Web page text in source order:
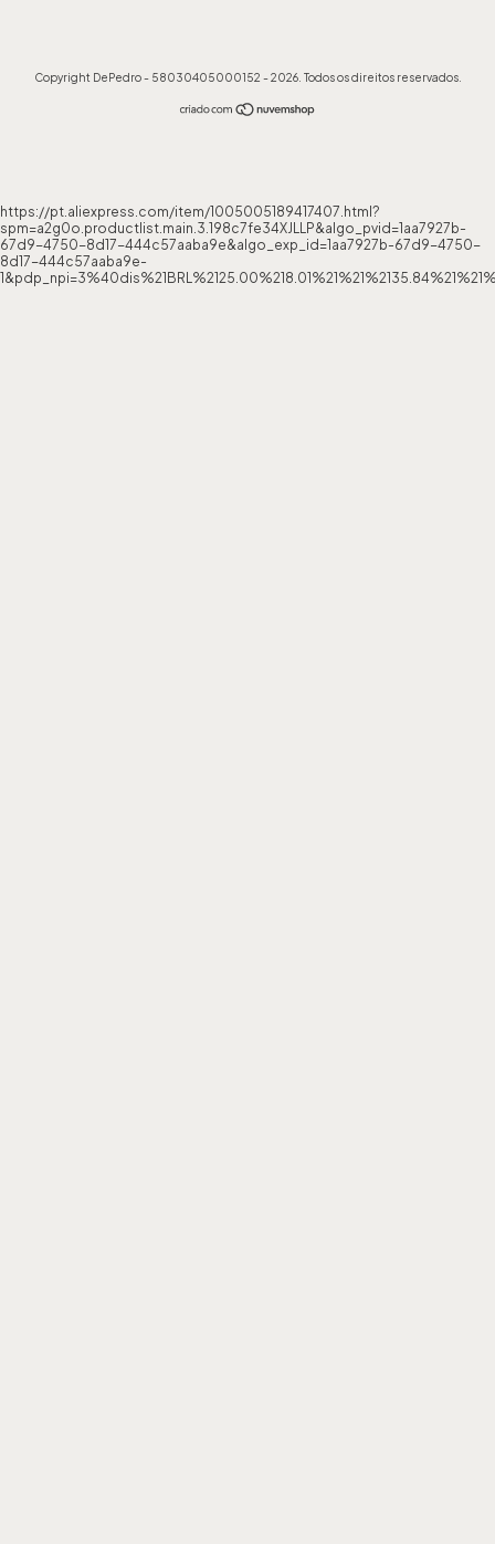
Copyright DePedro - 58030405000152 - 2026. Todos os direitos reservados.
https://pt.aliexpress.com/item/1005005189417407.html?
spm=a2g0o.productlist.main.3.198c7fe34XJLLP&algo_pvid=1aa7927b-
67d9-4750-8d17-444c57aaba9e&algo_exp_id=1aa7927b-67d9-4750-
8d17-444c57aaba9e-